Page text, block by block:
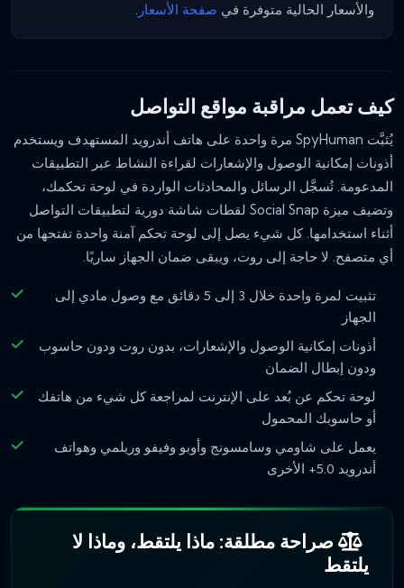
والأسعار الحالية متوفرة في صفحة الأسعار
كيف تعمل مراقبة مواقع التواصل
يُثبَّت SpyHuman مرة واحدة على هاتف أندرويد المستهدف ويستخدم
أذونات إمكانية الوصول والإشعارات لقراءة النشاط عبر التطبيقات
المدعومة. تُسجَّل الرسائل والمحادثات الواردة في لوحة تحكمك،
وتضيف ميزة Social Snap لقطات شاشة دورية لتطبيقات التواصل
أثناء استخدامها. كل شيء يصل إلى لوحة تحكم آمنة واحدة تفتحها من
أي متصفح. لا حاجة إلى روت، ويبقى ضمان الجهاز ساريًا.
تثبيت لمرة واحدة خلال 3 إلى 5 دقائق مع وصول مادي إلى
الجهاز
أذونات إمكانية الوصول والإشعارات، بدون روت ودون حاسوب
ودون إبطال الضمان
لوحة تحكم عن بُعد على الإنترنت لمراجعة كل شيء من هاتفك
أو حاسوبك المحمول
يعمل على شاومي وسامسونج وأوبو وفيفو وريلمي وهواتف
أندرويد 5.0+ الأخرى
صراحة مطلقة: ماذا يلتقط، وماذا لا
يلتقط